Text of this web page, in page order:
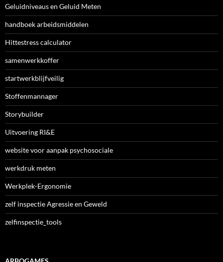
Geluidniveaus en Geluid Meten
handboek arbeidsmiddelen
Hittestress calculator
samenwerkkoffer
startwerkblijfveilig
Stoffenmannager
Storybuilder
Uitvoering RI&E
website voor aanpak psychosociale
werkdruk meten
Werkplek-Ergonomie
zelf inspectie Agressie en Geweld
zelfinspectie_tools